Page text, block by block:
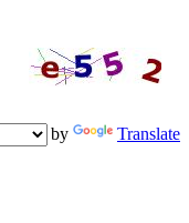
by Translate